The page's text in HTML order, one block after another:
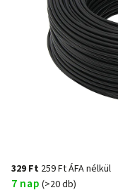
329 Ft 259 Ft ÁFA nélkül
7 nap (>20 db)